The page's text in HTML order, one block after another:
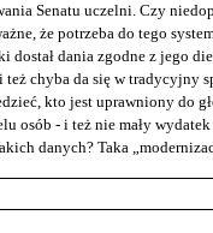
Senatu uczelni. Czy
że potrzeba do tego
dania zgodne z jego
też chyba da się w tradycyjny
kto jest uprawniony do
osób - i też nie mały
danych? Taka